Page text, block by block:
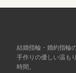
結婚指輪・婚約指輪
手作りの優しい温も
時間。
広島店